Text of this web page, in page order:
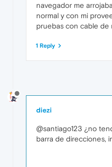
navegador me
normal y con mi
pruebas con cable de
1 Reply
diezi
@santiago123 ¿no
barra de direcciones,